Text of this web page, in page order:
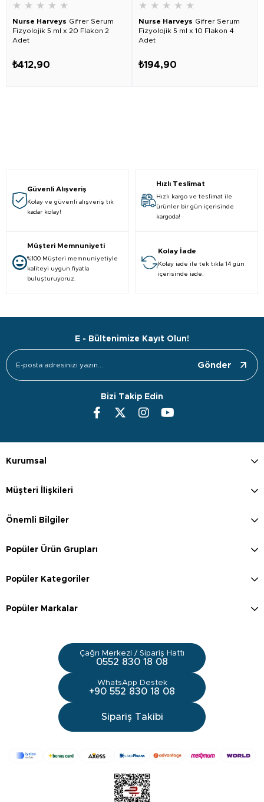
★ ★ ★ ★ ★
Nurse Harveys Gifrer Serum
Fizyolojik 5 ml x 20 Flakon 2
Adet
₺412,90
★ ★ ★ ★ ★
Nurse Harveys Gifrer Serum
Fizyolojik 5 ml x 10 Flakon 4
Adet
₺194,90
Güvenli Alışveriş
Kolay ve güvenli alışveriş tık
kadar kolay!
Hızlı Teslimat
Hızlı kargo ve teslimat ile
ürünler bir gün içerisinde
kargoda!
Müşteri Memnuniyeti
%100 Müşteri memnuniyetiyle
kaliteyi uygun fiyatla
buluşturuyoruz.
Kolay İade
Kolay iade ile tek tıkla 14 gün
içerisinde iade.
E - Bültenimize Kayıt Olun!
Gönder
Bizi Takip Edin
Kurumsal
Müşteri İlişkileri
Önemli Bilgiler
Popüler Ürün Grupları
Popüler Kategoriler
Popüler Markalar
Çağrı Merkezi / Sipariş Hattı
0552 830 18 08
WhatsApp Destek
+90 552 830 18 08
Sipariş Takibi